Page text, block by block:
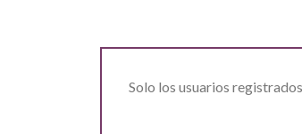
Solo los usuarios